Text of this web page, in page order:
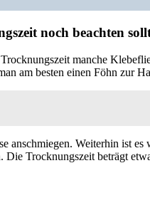
noch beachten
manche
am besten einen Föhn zur
anschmiegen. Weiterhin ist
Trocknungszeit beträgt